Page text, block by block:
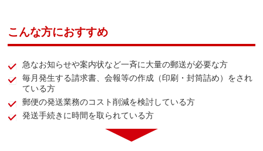
こんな方におすすめ
急なお知らせや案内状など一斉に大量の郵送が必要な方
毎月発生する請求書、会報等の作成（印刷・封筒詰め）をされ
ている方
郵便の発送業務のコスト削減を検討している方
発送手続きに時間を取られている方